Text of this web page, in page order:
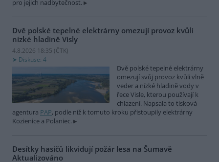
pro jejich nadbytečnost.
Dvě polské tepelné elektrárny omezují provoz kvůli
nízké hladině Visly
4.8.2026 18:35 (ČTK)
Diskuse: 4
Dvě polské tepelné elektrárny
omezují svůj provoz kvůli vlně
veder a nízké hladině vody v
řece Visle, kterou používají k
chlazení. Napsala to tisková
agentura PAP, podle níž k tomuto kroku přistoupily elektrárny
Kozienice a Polaniec.
Desítky hasičů likvidují požár lesa na Šumavě
Aktualizováno